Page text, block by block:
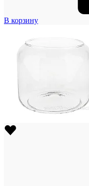
В корзину